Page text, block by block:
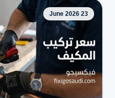
23 June 2026